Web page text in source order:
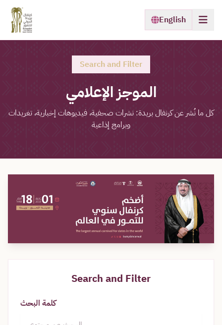
English
Search and Filter
الموجز الإعلامي
كل ما نُشر عن كرنفال بريدة: نشرات صحفية، فيديوهات إخبارية، تغريدات
وبرامج إذاعية
Search and Filter
كلمة البحث